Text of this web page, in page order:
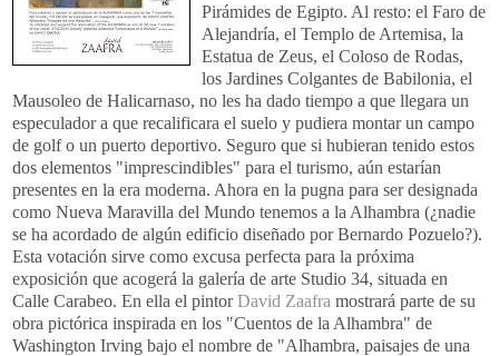
Pirámides de Egipto. Al resto: el Faro de
Alejandría, el Templo de Artemisa, la
Estatua de Zeus, el Coloso de Rodas,
los Jardines Colgantes de Babilonia, el
Mausoleo de Halicarnaso, no les ha dado tiempo a que llegara un
especulador a que recalificara el suelo y pudiera montar un campo
de golf o un puerto deportivo. Seguro que si hubieran tenido estos
dos elementos "imprescindibles" para el turismo, aún estarían
presentes en la era moderna. Ahora en la pugna para ser designada
como Nueva Maravilla del Mundo tenemos a la Alhambra (¿nadie
se ha acordado de algún edificio diseñado por Bernardo Pozuelo?).
Esta votación sirve como excusa perfecta para la próxima
exposición que acogerá la galería de arte Studio 34, situada en
Calle Carabeo. En ella el pintorDavid Zaafra mostrará parte de su
obra pictórica inspirada en los "Cuentos de la Alhambra" de
Washington Irving bajo el nombre de "Alhambra, paisajes de una